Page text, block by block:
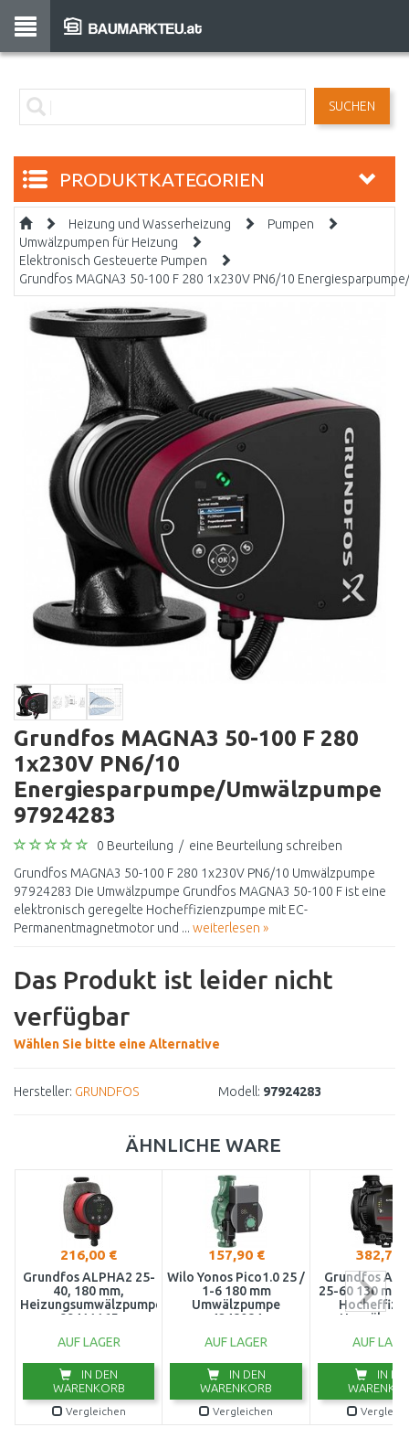
SUCHEN
PRODUKTKATEGORIEN
Heizung und Wasserheizung
Pumpen
Umwälzpumpen für Heizung
Elektronisch Gesteuerte Pumpen
Grundfos MAGNA3 50-100 F 280 1x230V PN6/10
Grundfos MAGNA3 50-100 F 280
1x230V PN6/10
Energiesparpumpe/Umwälzpumpe
97924283
0 Beurteilung / eine Beurteilung schreiben
Grundfos MAGNA3 50-100 F 280 1x230V PN6/10 Umwälzpumpe
97924283 Die Umwälzpumpe Grundfos MAGNA3 50-100 F ist eine
elektronisch geregelte Hocheffizienzpumpe mit EC-
Permanentmagnetmotor und ... weiterlesen »
Das Produkt ist leider nicht
verfügbar
Wählen Sie bitte eine Alternative
Hersteller: GRUNDFOS Modell: 97924283
ÄHNLICHE WARE
216,00 €
Grundfos ALPHA2 25-
40, 180 mm,
Heizungsumwälzpumpe,
99411165
AUF LAGER
IN DEN
WARENKORB
Vergleichen
157,90 €
Wilo Yonos Pico1.0 25 /
1-6 180 mm
Umwälzpumpe
4248084
AUF LAGER
IN DEN
WARENKORB
Vergleichen
382,74
Grundfos
25-60 130 mm
AUF
IN